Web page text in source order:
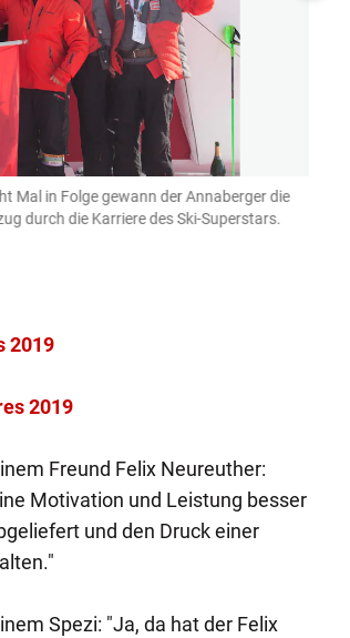
Mal in Folge gewann der Annaberger die
durch die Karriere des Ski-Superstars.
2019
2019
Freund Felix Neureuther:
Motivation und Leistung besser
und den Druck einer
Spezi: "Ja, da hat der Felix